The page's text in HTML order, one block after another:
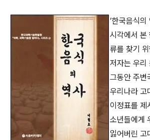
‘한국음식의
시각에서 본
류를 찾기
저자는 우리
그동안 주변
우리나라 고
이정표를 제
소년들에게
잃어버린 고